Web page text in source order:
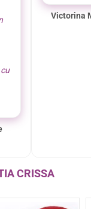
Victorina
CRISSA